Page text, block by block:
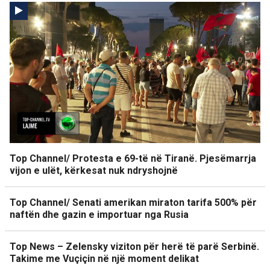
Top Channel/ Protesta e 69-të në Tiranë. Pjesëmarrja
vijon e ulët, kërkesat nuk ndryshojnë
Top Channel/ Senati amerikan miraton tarifa 500% për
naftën dhe gazin e importuar nga Rusia
Top News – Zelensky viziton për herë të parë Serbinë.
Takime me Vuçiçin në një moment delikat